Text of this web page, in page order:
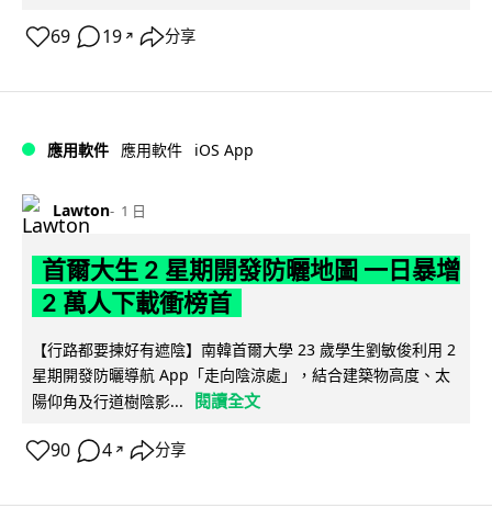
69 19 ↗ 分享
應用軟件 應用軟件 iOS App
Lawton 1 日
首爾大生 2 星期開發防曬地圖 一日暴增
2 萬人下載衝榜首
【行路都要揀好有遮陰】南韓首爾大學 23 歲學生劉敏俊利用 2
星期開發防曬導航 App「走向陰涼處」，結合建築物高度、太
陽仰角及行道樹陰影...
閱讀全文
90 4 ↗ 分享